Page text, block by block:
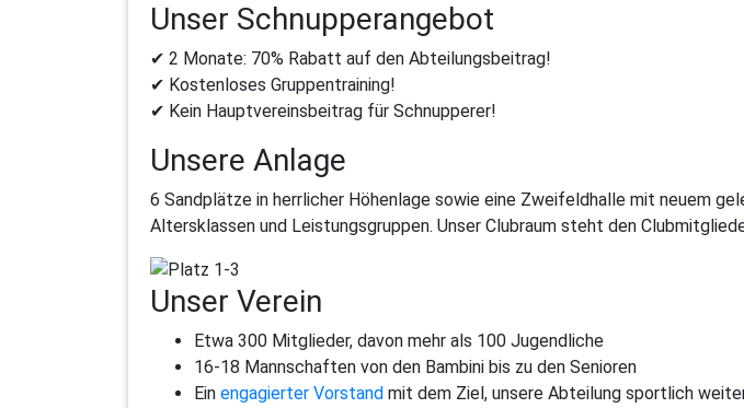
Unser Schnupperangebot
✔ 2 Monate: 70% Rabatt auf den Abteilungsbeitrag!
✔ Kostenloses Gruppentraining!
✔ Kein Hauptvereinsbeitrag für Schnupperer!
Unsere Anlage
6 Sandplätze in herrlicher Höhenlage sowie eine Zweifeldhalle mit neuem
Altersklassen und Leistungsgruppen. Unser Clubraum steht den
Unser Verein
Etwa 300 Mitglieder, davon mehr als 100 Jugendliche
16-18 Mannschaften von den Bambini bis zu den Senioren
Ein engagierter Vorstand mit dem Ziel, unsere Abteilung sportlich